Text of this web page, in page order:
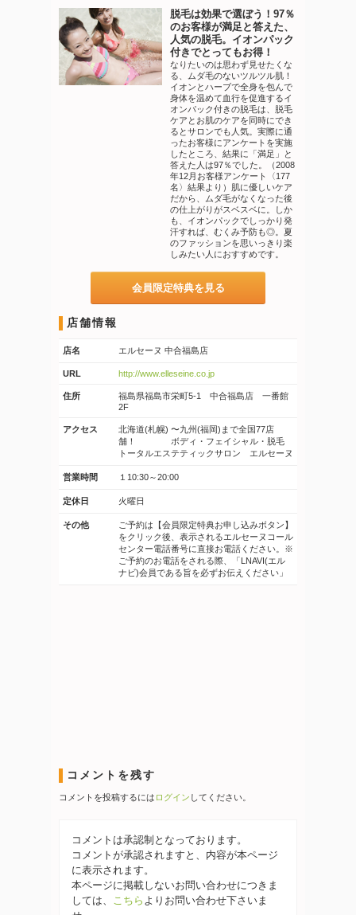
脱毛は効果で選ぼう！97％
のお客様が満足と答えた、
人気の脱毛。イオンパック
付きでとってもお得！
なりたいのは思わず見せたくな
る、ムダ毛のないツルツル肌！
イオンとハーブで全身を包んで
身体を温めて血行を促進するイ
オンパック付きの脱毛は、脱毛
ケアとお肌のケアを同時にでき
るとサロンでも人気。実際に通
ったお客様にアンケートを実施
したところ、結果に「満足」と
答えた人は97％でした。（2008
年12月お客様アンケート〈177
名〉結果より）肌に優しいケア
だから、ムダ毛がなくなった後
の仕上がりがスベスベに。しか
も、イオンパックでしっかり発
汗すれば、むくみ予防も◎。夏
のファッションを思いっきり楽
しみたい人におすすめです。
会員限定特典を見る
店舗情報
店名 エルセーヌ 中合福島店
URL http://www.elleseine.co.jp
住所
福島県福島市栄町5-1 中合福島店 一番館
2F
アクセス
北海道(札幌) 〜九州(福岡)まで全国77店
舗！ ボディ・フェイシャル・脱毛
トータルエステティックサロン エルセーヌ
営業時間 １10:30～20:00
定休日 火曜日
その他
ご予約は【会員限定特典お申し込みボタン】
をクリック後、表示されるエルセーヌコール
センター電話番号に直接お電話ください。※
ご予約のお電話をされる際、「LNAVI(エル
ナビ)会員である旨を必ずお伝えください」
コメントを残す
コメントを投稿するには ログイン してください。
コメントは承認制となっております。
コメントが承認されますと、内容が本ページ
に表示されます。
本ページに掲載しないお問い合わせにつきま
しては、
こちら よりお問い合わせ下さいま